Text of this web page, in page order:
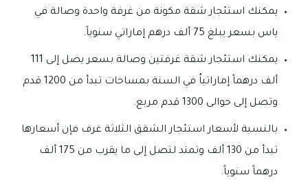
يمكنك استئجار شقة مكونة من غرفة واحدة وصالة في
ياس بسعر يبلغ 75 ألف درهم إماراتي سنوياً.
يمكنك استئجار شقة غرفتين وصالة بسعر يصل إلى 111
ألف درهماً إماراتياُ في السنة بمساحات تبدأ من 1200 قدم
وتصل إلى حوالى 1300 قدم مربع.
بالنسبة لأسعار استئجار الشقق الثلاثة غرف فإن أسعارها
تبدأ من 130 ألف وتمتد لتصل إلى ما يقرب من 175 ألف
درهماً سنوياً.